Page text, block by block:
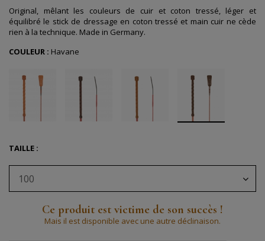
Original, mêlant les couleurs de cuir et coton tressé, léger et
équilibré le stick de dressage en coton tressé et main cuir ne cède
rien à la technique. Made in Germany.
COULEUR : Havane
TAILLE :
100
Ce produit est victime de son succès !
Mais il est disponible avec une autre déclinaison.